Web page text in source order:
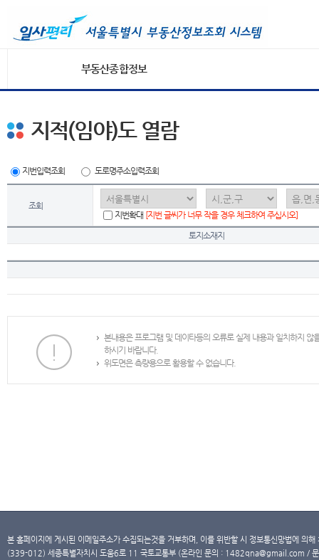
부동산종합정보
지적(임야)도 열람
지번입력조회 도로명주소입력조회
조회
지번확대 [지번 글씨가 너무 작을 경우 체크하여 주십시오]
토지소재지
본내용은 프로그램 및 데이타등의 오류로 실제 내용과 일치하지
하시기 바랍니다.
위도면은 측량용으로 활용할 수 없습니다.
본 홈페이지에 게시된 이메일주소가 수집되는것을 거부하며, 이를 위반할 시 정보통신망법에 의
(339-012) 세종특별자치시 도움6로 11 국토교통부 (온라인 문의 : 1482qna@gmail.com /